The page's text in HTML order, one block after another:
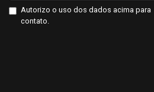
Autorizo o uso dos dados acima para
contato.